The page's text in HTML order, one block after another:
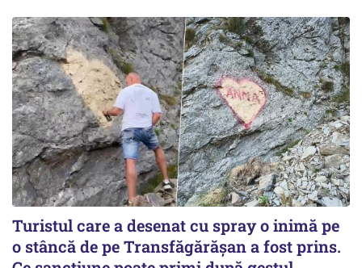
Turistul care a desenat cu spray o inimă pe
o stâncă de pe Transfăgărășan a fost prins.